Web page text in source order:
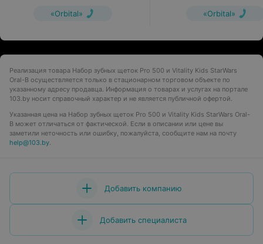
«Orbital» «Orbital»
Реализация товара Набор зубных щеток Pro 500 и Vitality Kids StarWars
Oral-B осуществляется только в стационарном торговом объекте по
указанному адресу продавца. Информация о товарах и услугах на портале
103.by носит справочный характер и не является публичной офертой.
Указанная цена на Набор зубных щеток Pro 500 и Vitality Kids StarWars Oral-
B может отличаться от фактической. Если в описании или цене вы
заметили неточность или ошибку, пожалуйста, сообщите нам на почту
help@103.by.
Добавить компанию
Добавить специалиста